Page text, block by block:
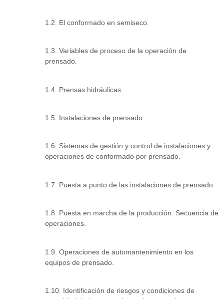
1.2. El conformado en semiseco.
1.3. Variables de proceso de la operación de
prensado.
1.4. Prensas hidráulicas.
1.5. Instalaciones de prensado.
1.6. Sistemas de gestión y control de instalaciones y
operaciones de conformado por prensado.
1.7. Puesta a punto de las instalaciones de prensado.
1.8. Puesta en marcha de la producción. Secuencia de
operaciones.
1.9. Operaciones de automantenimiento en los
equipos de prensado.
1.10. Identificación de riesgos y condiciones de